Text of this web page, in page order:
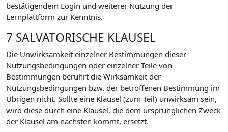
bestätigendem Login und weiterer Nutzung der
Lernplattform zur Kenntnis.
7 SALVATORISCHE KLAUSEL
Die Unwirksamkeit einzelner Bestimmungen dieser
Nutzungsbedingungen oder einzelner Teile von
Bestimmungen berührt die Wirksamkeit der
Nutzungsbedingungen bzw. der betroffenen Bestimmung im
Übrigen nicht. Sollte eine Klausel (zum Teil) unwirksam sein,
wird diese durch eine Klausel, die dem ursprünglichen Zweck
der Klausel am nächsten kommt, ersetzt.